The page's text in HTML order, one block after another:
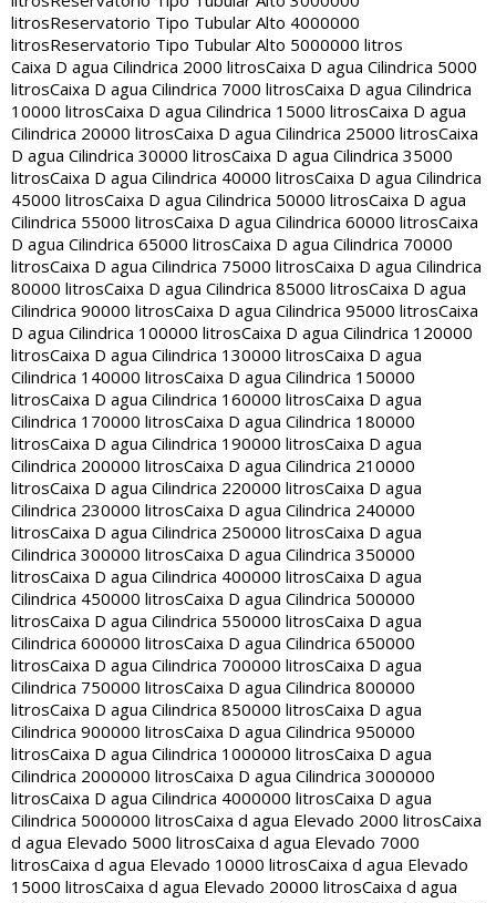
litrosReservatorio Tipo Tubular Alto 4000000
litrosReservatorio Tipo Tubular Alto 5000000 litros
Caixa D agua Cilindrica 2000 litrosCaixa D agua Cilindrica 5000
litrosCaixa D agua Cilindrica 7000 litrosCaixa D agua Cilindrica
10000 litrosCaixa D agua Cilindrica 15000 litrosCaixa D agua
Cilindrica 20000 litrosCaixa D agua Cilindrica 25000 litrosCaixa
D agua Cilindrica 30000 litrosCaixa D agua Cilindrica 35000
litrosCaixa D agua Cilindrica 40000 litrosCaixa D agua Cilindrica
45000 litrosCaixa D agua Cilindrica 50000 litrosCaixa D agua
Cilindrica 55000 litrosCaixa D agua Cilindrica 60000 litrosCaixa
D agua Cilindrica 65000 litrosCaixa D agua Cilindrica 70000
litrosCaixa D agua Cilindrica 75000 litrosCaixa D agua Cilindrica
80000 litrosCaixa D agua Cilindrica 85000 litrosCaixa D agua
Cilindrica 90000 litrosCaixa D agua Cilindrica 95000 litrosCaixa
D agua Cilindrica 100000 litrosCaixa D agua Cilindrica 120000
litrosCaixa D agua Cilindrica 130000 litrosCaixa D agua
Cilindrica 140000 litrosCaixa D agua Cilindrica 150000
litrosCaixa D agua Cilindrica 160000 litrosCaixa D agua
Cilindrica 170000 litrosCaixa D agua Cilindrica 180000
litrosCaixa D agua Cilindrica 190000 litrosCaixa D agua
Cilindrica 200000 litrosCaixa D agua Cilindrica 210000
litrosCaixa D agua Cilindrica 220000 litrosCaixa D agua
Cilindrica 230000 litrosCaixa D agua Cilindrica 240000
litrosCaixa D agua Cilindrica 250000 litrosCaixa D agua
Cilindrica 300000 litrosCaixa D agua Cilindrica 350000
litrosCaixa D agua Cilindrica 400000 litrosCaixa D agua
Cilindrica 450000 litrosCaixa D agua Cilindrica 500000
litrosCaixa D agua Cilindrica 550000 litrosCaixa D agua
Cilindrica 600000 litrosCaixa D agua Cilindrica 650000
litrosCaixa D agua Cilindrica 700000 litrosCaixa D agua
Cilindrica 750000 litrosCaixa D agua Cilindrica 800000
litrosCaixa D agua Cilindrica 850000 litrosCaixa D agua
Cilindrica 900000 litrosCaixa D agua Cilindrica 950000
litrosCaixa D agua Cilindrica 1000000 litrosCaixa D agua
Cilindrica 2000000 litrosCaixa D agua Cilindrica 3000000
litrosCaixa D agua Cilindrica 4000000 litrosCaixa D agua
Cilindrica 5000000 litrosCaixa d agua Elevado 2000 litrosCaixa
d agua Elevado 5000 litrosCaixa d agua Elevado 7000
litrosCaixa d agua Elevado 10000 litrosCaixa d agua Elevado
15000 litrosCaixa d agua Elevado 20000 litrosCaixa d agua